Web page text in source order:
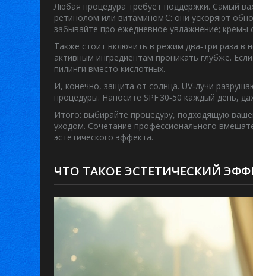
Любая процедура требует поддержки. Самый
ретинолом или витамином C: они ускоряют
забывайте про ежедневное увлажнение; кремы
Также стоит включить в режим два‑три раза в
активным ингредиентам проникать глубже.
пилинги вместо кислотных.
И, конечно, защита от солнца. UV‑лучи
процедуры. Наносите SPF 30‑50 каждый день,
Итого: выбирайте процедуру, подходящую
уходом. Сочетание профессионального
эстетического эффекта.
ЧТО ТАКОЕ ЭСТЕТИЧЕСКИЙ